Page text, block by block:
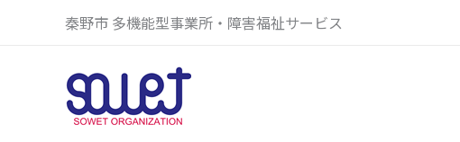
秦野市 多機能型事業所・障害福祉サービス